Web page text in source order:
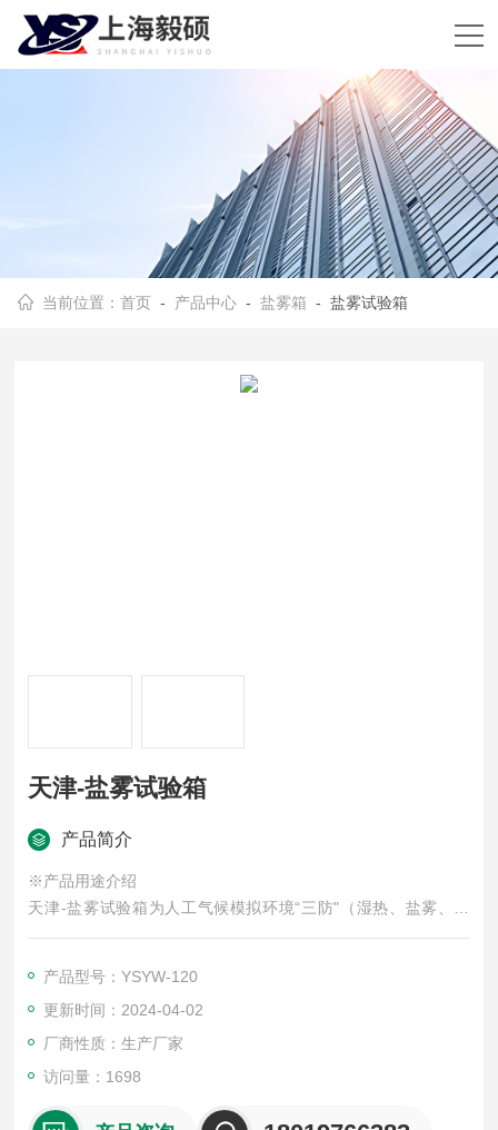
当前位置：首页 - 产品中心 -盐雾箱 - 盐雾试验箱
天津-盐雾试验箱
产品简介
※产品用途介绍
天津-盐雾试验箱为人工气候模拟环境“三防"（湿热、盐雾、霉
菌）试验设备之一，是科学研究、机械制造、国防工业、轻工电
的一种重要试验设备。
普遍使用行业：汽车零部件、电镀、涂料、电子元气件、金属材
料的防护层以及工业产品的盐雾腐蚀试验。
产品型号：YSYW-120
更新时间：2024-04-02
厂商性质：生产厂家
访问量：1698